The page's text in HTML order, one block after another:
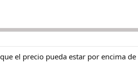
el precio pueda estar por encima de